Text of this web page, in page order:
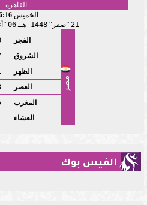
الخميس
21 صفر 1448 هـ 06
مصر
الفجر
الشروق
الظهر
العصر
المغرب
العشاء
الفيس بوك